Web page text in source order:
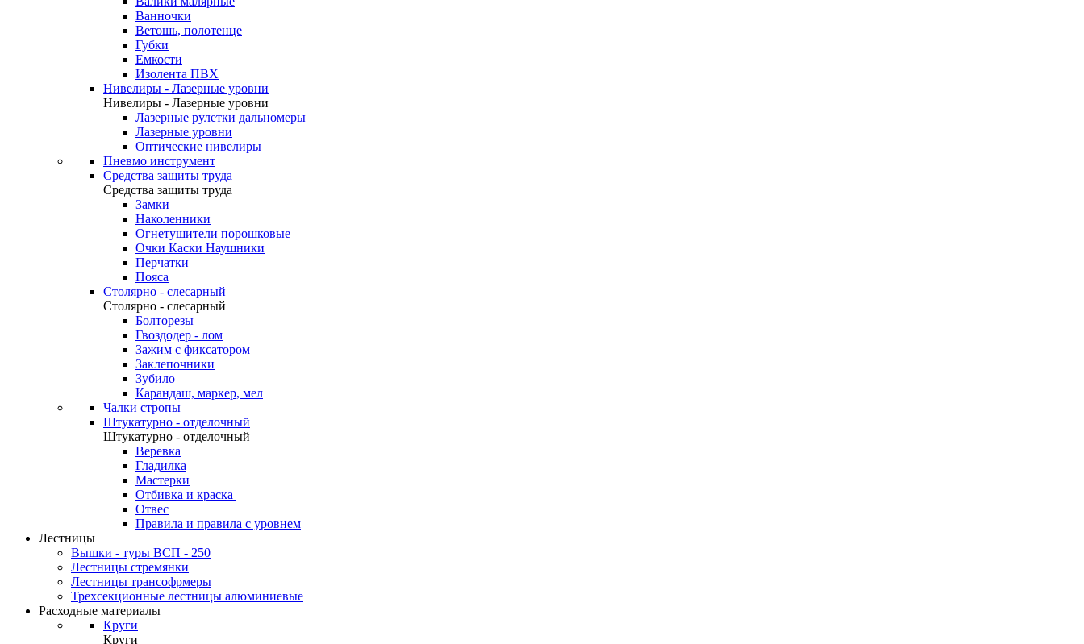
Ванночки
Ветошь, полотенце
Губки
Емкости
Изолента ПВХ
Нивелиры - Лазерные уровни
Нивелиры - Лазерные уровни
Лазерные рулетки дальномеры
Лазерные уровни
Оптические нивелиры
Пневмо инструмент
Средства защиты труда
Средства защиты труда
Замки
Наколенники
Огнетушители порошковые
Очки Каски Наушники
Перчатки
Пояса
Столярно - слесарный
Столярно - слесарный
Болторезы
Гвоздодер - лом
Зажим с фиксатором
Заклепочники
Зубило
Карандаш, маркер, мел
Чалки стропы
Штукатурно - отделочный
Штукатурно - отделочный
Веревка
Гладилка
Мастерки
Отбивка и краска
Отвес
Правила и правила с уровнем
Лестницы
Вышки - туры ВСП - 250
Лестницы стремянки
Лестницы трансофрмеры
Трехсекционные лестницы алюминиевые
Расходные материалы
Круги
Круги